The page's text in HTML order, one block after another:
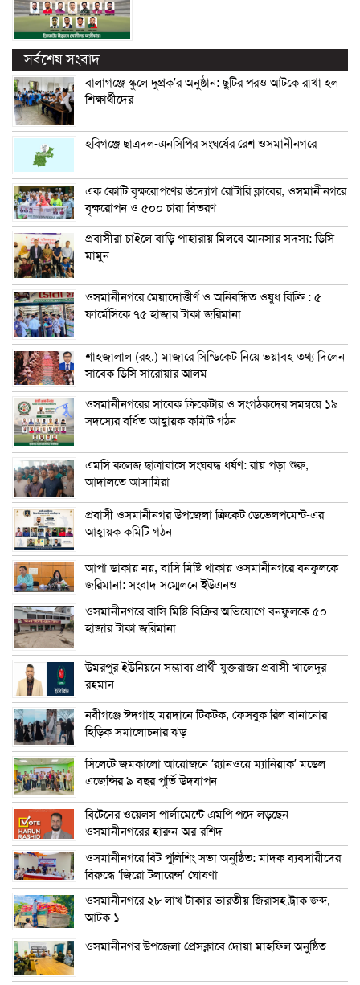
সর্বশেষ সংবাদ
বালাগঞ্জে স্কুলে দুপ্রক’র অনুষ্ঠান: ছুটির পরও আটকে রাখা হল
শিক্ষার্থীদের
হবিগঞ্জে ছাত্রদল-এনসিপির সংঘর্ষের রেশ ওসমানীনগরে
এক কোটি বৃক্ষরোপণের উদ্যোগ রোটারি ক্লাবের, ওসমানীনগরে
বৃক্ষরোপন ও ৫০০ চারা বিতরণ
প্রবাসীরা চাইলে বাড়ি পাহারায় মিলবে আনসার সদস্য: ডিসি
মামুন
ওসমানীনগরে মেয়াদোত্তীর্ণ ও অনিবন্ধিত ওষুধ বিক্রি : ৫
ফার্মেসিকে ৭৫ হাজার টাকা জরিমানা
শাহজালাল (রহ.) মাজারে সিন্ডিকেট নিয়ে ভয়াবহ তথ্য দিলেন
সাবেক ডিসি সারোয়ার আলম
ওসমানীনগরের সাবেক ক্রিকেটার ও সংগঠকদের সমন্বয়ে ১৯
সদস্যের বর্ধিত আহ্বায়ক কমিটি গঠন
এম‌সি কলেজ ছাত্রাবাসে সংঘবদ্ধ ধর্ষণ: রায় পড়া শুরু,
আদালতে আসামিরা
প্রবাসী ওসমানীনগর উপজেলা ক্রিকেট ডেভেলপমেন্ট-এর
আহ্বায়ক কমিটি গঠন
আপা ডাকায় নয়, বাসি মিষ্টি থাকায় ওসমানীনগরে বনফুলকে
জরিমানা: সংবাদ সম্মেলনে ইউএনও
ওসমানীনগরে বাসি মিষ্টি বিক্রির অভিযোগে বনফুলকে ৫০
হাজার টাকা জরিমানা
উমরপুর ইউনিয়নে সম্ভাব্য প্রার্থী যুক্তরাজ্য প্রবাসী খালেদুর
রহমান
নবীগঞ্জে ঈদগাহ ময়দানে টিকটক, ফেসবুক রিল বানানোর
হিড়িক সমালোচনার ঝড়
সিলেটে জমকালো আয়োজনে ‘র‍্যানওয়ে ম্যানিয়াক’ মডেল
এজেন্সির ৯ বছর পূর্তি উদযাপন
ব্রিটেনের ওয়েলস পার্লামেন্টে এমপি পদে লড়ছেন
ওসমানীনগরের হারুন-অর-রশিদ
ওসমানীনগরে বিট পুলিশিং সভা অনুষ্ঠিত: মাদক ব্যবসায়ীদের
বিরুদ্ধে ‘জিরো টলারেন্স’ ঘোষণা
ওসমানীনগরে ২৮ লাখ টাকার ভারতীয় জিরাসহ ট্রাক জব্দ,
আটক ১
ওসমানীনগর উপজেলা প্রেসক্লাবে দোয়া মাহফিল অনুষ্ঠিত